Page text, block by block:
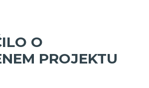
O
PROJEKTU